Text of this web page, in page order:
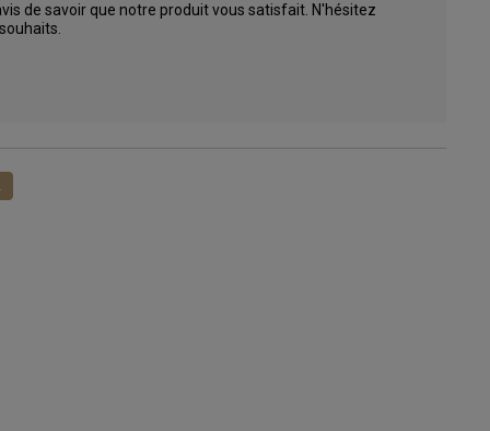
de savoir que notre produit vous satisfait. N'hésitez